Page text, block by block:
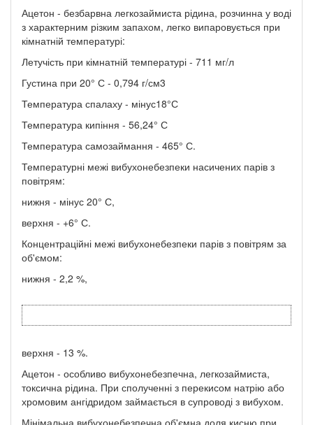
Ацетон - безбарвна легкозаймиста рідина, розчинна у воді
з характерним різким запахом, легко випаровується при
кімнатній температурі:
Летучість при кімнатній температурі - 711 мг/л
Густина при 20° С - 0,794 г/см3
Температура спалаху - мінус18°С
Температура кипіння - 56,24° С
Температура самозаймання - 465° С.
Температурні межі вибухонебезпеки насичених парів з
повітрям:
нижня - мінус 20° С,
верхня - +6° С.
Концентраційні межі вибухонебезпеки парів з повітрям за
об'ємом:
нижня - 2,2 %,
верхня - 13 %.
Ацетон - особливо вибухонебезпечна, легкозаймиста,
токсична рідина. При сполученні з перекисом натрію або
хромовим ангідридом займається в супроводі з вибухом.
Мінімальна вибухонебезпечна об'ємна доля кисню при